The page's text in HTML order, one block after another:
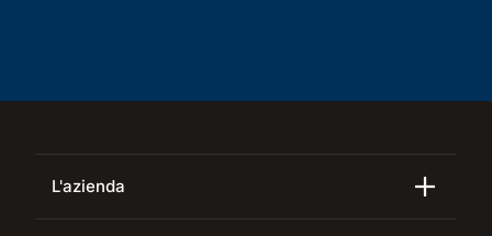
L'azienda